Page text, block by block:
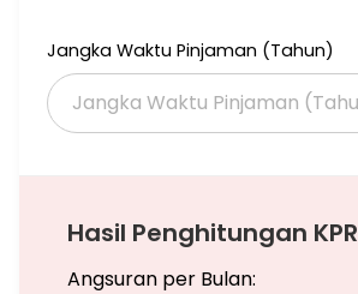
Jangka Waktu Pinjaman (Tahun)
Hasil Penghitungan KPR
Angsuran per Bulan: